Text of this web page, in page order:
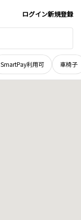
ログイン新規登録
SmartPay利用可 車椅子